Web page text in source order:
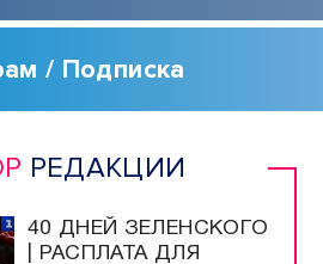
/ Подписка
РЕДАКЦИИ
40 ДНЕЙ ЗЕЛЕНСКОГО
| РАСПЛАТА ДЛЯ